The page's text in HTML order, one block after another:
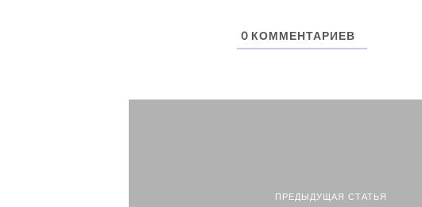
0 КОММЕНТАРИЕВ
ПРЕДЫДУЩАЯ СТАТЬЯ